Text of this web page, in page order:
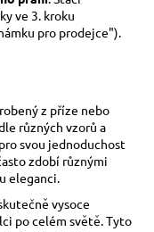
ve 3. kroku
pro prodejce").
z příze nebo
různých vzorů a
svou jednoduchost
zdobí různými
eleganci.
vysoce
po celém světě. Tyto